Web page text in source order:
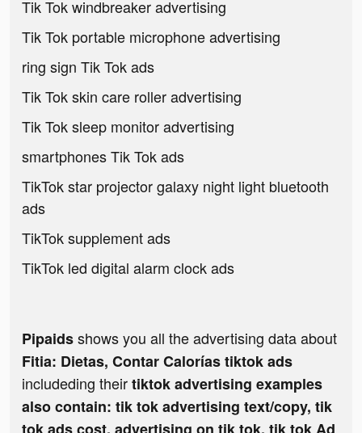
Tik Tok windbreaker advertising
Tik Tok portable microphone advertising
ring sign Tik Tok ads
Tik Tok skin care roller advertising
Tik Tok sleep monitor advertising
smartphones Tik Tok ads
TikTok star projector galaxy night light bluetooth
ads
TikTok supplement ads
TikTok led digital alarm clock ads
Pipaidsshows you all the advertising data about
Fitia: Dietas, Contar Calorías tiktok ads
includeding theirtiktok advertising examples
also contain: tik tok advertising text/copy, tik